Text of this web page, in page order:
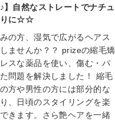
】自然なストレートでナチュ
りに☆☆
の方、湿気で広がるヘアス
ませんか？？ prizeの縮毛矯
スな薬品を使い、傷む・パ
問題を解決しました！ 縮毛
方や男性の方には部分的な
、日頃のスタイリングを楽
きます。さら艶ヘアを一緒